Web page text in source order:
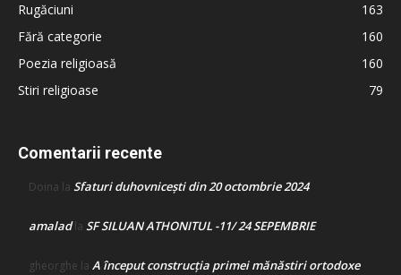
Rugăciuni
163
Fără categorie
160
Poezia religioasă
160
Stiri religioase
79
Comentarii recente
Doina la Sfaturi duhovnicești din 20 octombrie 2024
amaladla SF SILUAN ATHONITUL -11/ 24 SEPEMBRIE
gheorghe la A început construcţia primei mănăstiri ortodoxe